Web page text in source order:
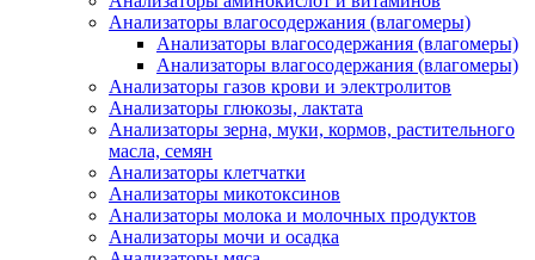
Анализаторы влагосодержания (влагомеры)
Анализаторы влагосодержания (влагомеры)
Анализаторы влагосодержания (влагомеры)
Анализаторы газов крови и электролитов
Анализаторы глюкозы, лактата
Анализаторы зерна, муки, кормов, растительного
масла, семян
Анализаторы клетчатки
Анализаторы микотоксинов
Анализаторы молока и молочных продуктов
Анализаторы мочи и осадка